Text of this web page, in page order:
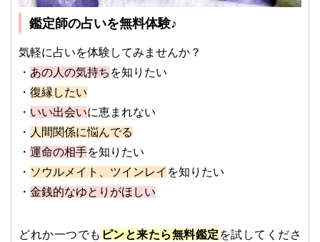
鑑定師の占いを無料体験♪
気軽に占いを体験してみませんか？
・ あの人の気持ち を知りたい
・ 復縁したい
・ いい出会いに恵まれない
・ 人間関係に悩んでる
・ 運命の相手を知りたい
・ ソウルメイト、ツインレイ を知りたい
・ 金銭的なゆとりがほしい
どれか一つでも ピンと来たら無料鑑定 を試してくださ